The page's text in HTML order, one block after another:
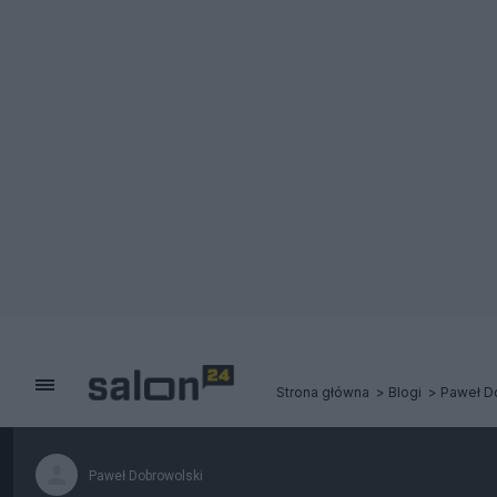
Strona główna Blogi Paweł
Paweł Dobrowolski